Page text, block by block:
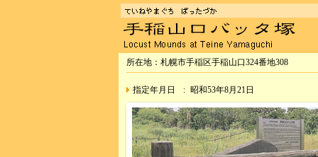
所在地：札幌市手稲区手稲山口324番地308
指定年月日 : 昭和53年8月21日